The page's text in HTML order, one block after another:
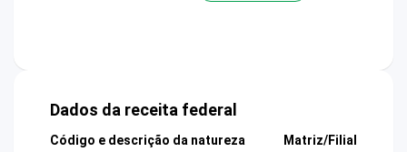
Dados da receita federal
Código e descrição da natureza
Matriz/Filial